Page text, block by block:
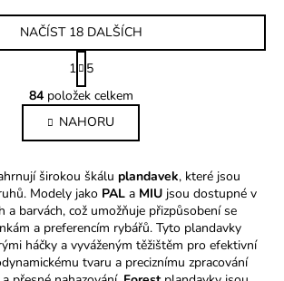
O
v
l
á
d
a
c
í
p
r
NAČÍST 18 DALŠÍCH
S
t
r
á
n
k
v
á
n
í
1
5
84položek celkem
NAHORU
širokou škálu plandavek, které jsou
Modely jako PAL a MIU jsou dostupné v
a barvách, což umožňuje přizpůsobení se
a preferencím rybářů. Tyto plandavky
háčky a vyváženým těžištěm pro efektivní
tvaru a preciznímu zpracování